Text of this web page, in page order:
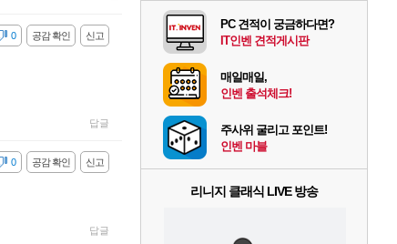
신고
공감 확인
0
답글
신고
공감 확인
0
답글
PC 견적이 궁금하다면?
IT인벤 견적게시판
매일매일,
인벤 출석체크!
주사위 굴리고 포인트!
인벤 마블
리니지 클래식 LIVE 방송